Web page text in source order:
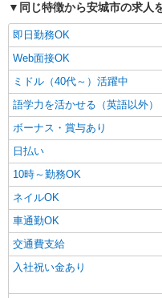
同じ特徴から安城市の求人
即日勤務OK
Web面接OK
ミドル（40代～）活躍中
語学力を活かせる（英語以外）
ボーナス・賞与あり
日払い
10時～勤務OK
ネイルOK
車通勤OK
交通費支給
入社祝い金あり